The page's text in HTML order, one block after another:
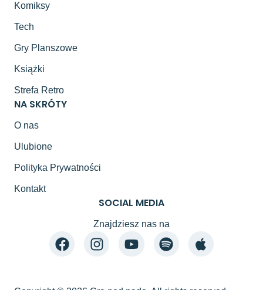
Komiksy
Tech
Gry Planszowe
Książki
Strefa Retro
NA SKRÓTY
O nas
Ulubione
Polityka Prywatności
Kontakt
SOCIAL MEDIA
Znajdziesz nas na